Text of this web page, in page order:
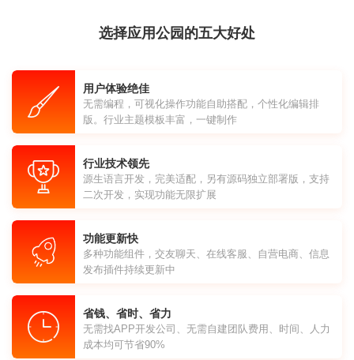
选择应用公园的五大好处
用户体验绝佳
无需编程，可视化操作功能自助搭配，个性化编辑排
版。行业主题模板丰富，一键制作
行业技术领先
源生语言开发，完美适配，另有源码独立部署版，支持
二次开发，实现功能无限扩展
功能更新快
多种功能组件，交友聊天、在线客服、自营电商、信息
发布插件持续更新中
省钱、省时、省力
无需找APP开发公司、无需自建团队费用、时间、人力
成本均可节省90%